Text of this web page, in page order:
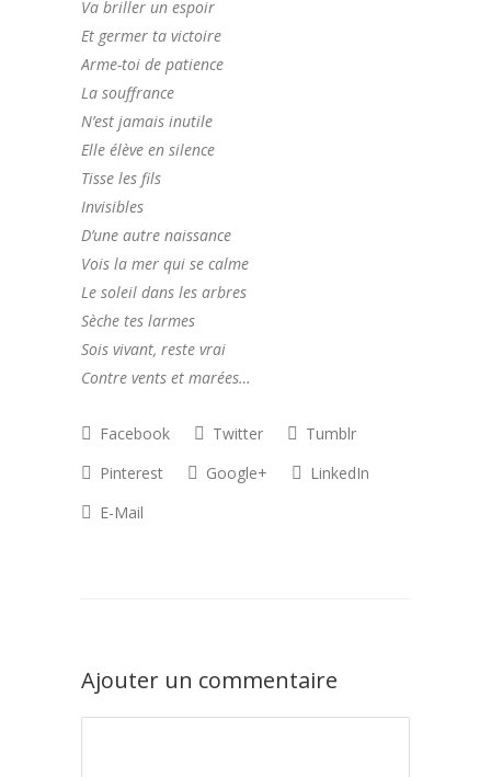
Va briller un espoir
Et germer ta victoire
Arme-toi de patience
La souffrance
N’est jamais inutile
Elle élève en silence
Tisse les fils
Invisibles
D’une autre naissance
Vois la mer qui se calme
Le soleil dans les arbres
Sèche tes larmes
Sois vivant, reste vrai
Contre vents et marées…
Facebook Twitter
Tumblr
Pinterest
Google+
LinkedIn
E-Mail
Ajouter un commentaire